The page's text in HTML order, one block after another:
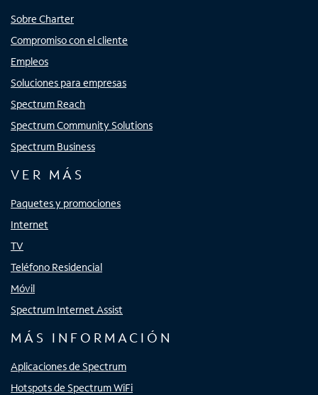
Sobre Charter
Compromiso con el cliente
Empleos
Soluciones para empresas
Spectrum Reach
Spectrum Community Solutions
Spectrum Business
VER MÁS
Paquetes y promociones
Internet
TV
Teléfono Residencial
Móvil
Spectrum Internet Assist
MÁS INFORMACIÓN
Aplicaciones de Spectrum
Hotspots de Spectrum WiFi